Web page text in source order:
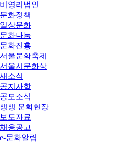
비영리법인
문화정책
일상문화
문화나눔
문화진흥
서울문화축제
서울시문화상
새소식
공지사항
공모소식
생생 문화현장
보도자료
채용공고
e-문화알림